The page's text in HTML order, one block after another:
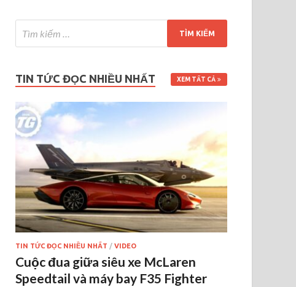
TIN TỨC ĐỌC NHIỀU NHẤT XEM TẤT CẢ
TIN TỨC ĐỌC NHIỀU NHẤT /VIDEO
Cuộc đua giữa siêu xe McLaren
Speedtail và máy bay F35 Fighter